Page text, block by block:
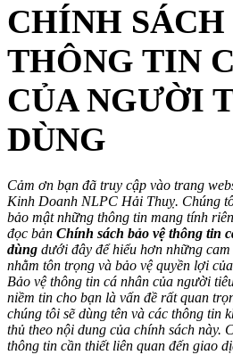
CHÍNH SÁCH
THÔNG TIN
CỦA NGƯỜI
DÙNG
Cảm ơn bạn đã truy cập vào trang
Kinh Doanh NLPC Hải Thuỵ. Chúng
bảo mật những thông tin mang tính
đọc bản Chính sách bảo vệ thông tin
dùng dưới đây để hiểu hơn những
nhằm tôn trọng và bảo vệ quyền lợi
Bảo vệ thông tin cá nhân của người
niềm tin cho bạn là vấn đề rất quan
chúng tôi sẽ dùng tên và các thông tin
thủ theo nội dung của chính sách này.
thông tin cần thiết liên quan đến giao